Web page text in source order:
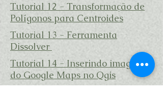
Tutorial 12 - Transformação de
Polígonos para Centroides
Tutorial 13 - Ferramenta
Dissolver
Tutorial 14 - Inserindo imagens
do Google Maps no Qgis